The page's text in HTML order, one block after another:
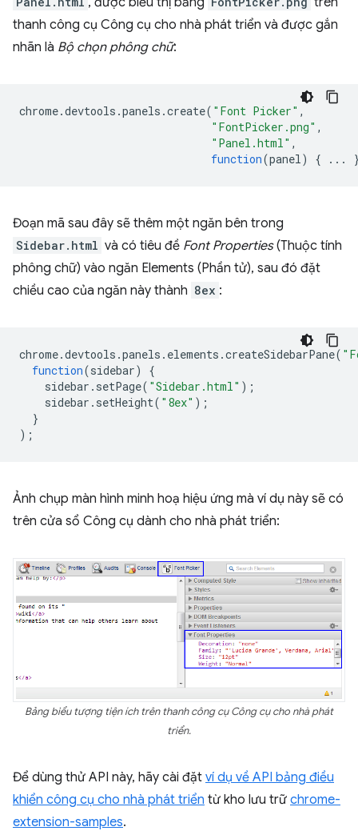
thanh công cụ Công cụ cho nhà phát triển và được gắn
nhãn là Bộ chọn phông chữ:
chrome.devtools .panels .create( "Font Picker" ,
"FontPicker.png" ,
"Panel.html" ,
function(panel) { ...
Đoạn mã sau đây sẽ thêm một ngăn bên trong
Sidebar.html và có tiêu đề Font Properties(Thuộc tính
phông chữ) vào ngăn Elements (Phần tử), sau đó đặt
chiều cao của ngăn này thành 8ex :
chrome.devtools .panels . elements .createSidebarPane(
function(sidebar)
{
sidebar . setPage( "Sidebar.html" );
sidebar . setHeight( "8ex" );
}
);
Ảnh chụp màn hình minh hoạ hiệu ứng mà ví dụ này sẽ có
trên cửa sổ Công cụ dành cho nhà phát triển:
Bảng biểu tượng tiện ích trên thanh công cụ Công cụ cho nhà phát
triển.
Để dùng thử API này, hãy cài đặt ví dụ về API bảng điều
khiển công cụ cho nhà phát triển từ kho lưu trữ chrome-
extension-samples.